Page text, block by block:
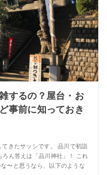
するの？屋台・お
事前に知っておき
きたサッシです。 品川で初詣
ん答えは「品川神社」！ これ
〜と思うなら、以下のような